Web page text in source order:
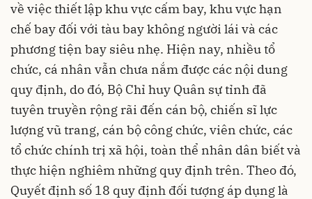
về việc thiết lập khu vực cấm bay, khu vực hạn
chế bay đối với tàu bay không người lái và các
phương tiện bay siêu nhẹ. Hiện nay, nhiều tổ
chức, cá nhân vẫn chưa nắm được các nội dung
quy định, do đó, Bộ Chỉ huy Quân sự tỉnh đã
tuyên truyền rộng rãi đến cán bộ, chiến sĩ lực
lượng vũ trang, cán bộ công chức, viên chức, các
tổ chức chính trị xã hội, toàn thể nhân dân biết và
thực hiện nghiêm những quy định trên. Theo đó,
Quyết định số 18 quy định đối tượng áp dụng là